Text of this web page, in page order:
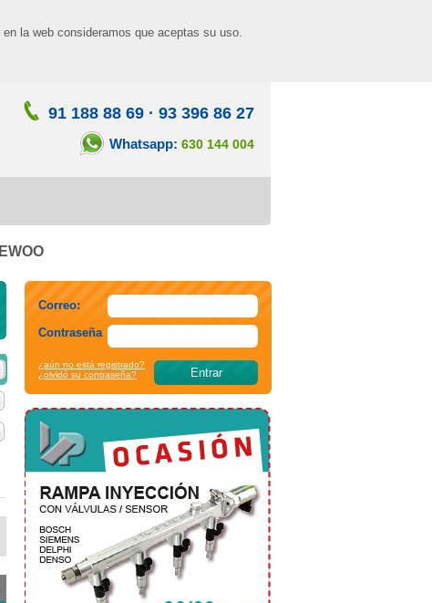
la web consideramos que aceptas su uso.
91 188 88 69 · 93 396 86 27
Whatsapp: 630 144 004
Correo:
Contraseña
¿aún no está registrado?
¿olvidó su contraseña?